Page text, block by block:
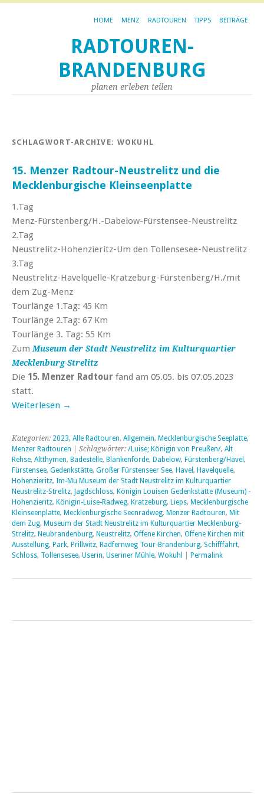
HOME MENZ RADTOUREN TIPPS BEITRÄGE
RADTOUREN-
BRANDENBURG
planen erleben teilen
SCHLAGWORT-ARCHIVE: WOKUHL
15. Menzer Radtour-Neustrelitz und die
Mecklenburgische Kleinseenplatte
1.Tag
Menz-Fürstenberg/H.-Dabelow-Fürstensee-Neustrelitz
2.Tag
Neustrelitz-Hohenzieritz-Um den Tollensesee-Neustrelitz
3.Tag
Neustrelitz-Havelquelle-Kratzeburg-Fürstenberg/H./mit
dem Zug-Menz
Tourlänge 1.Tag: 45 Km
Tourlänge 2.Tag: 67 Km
Tourlänge 3. Tag: 55 Km
ZumMuseum der Stadt Neustrelitz im Kulturquartier
Mecklenburg-Strelitz
Die 15. Menzer Radtour fand am 05.05. bis 07.05.2023
statt.
Weiterlesen →
Kategorien: 2023, Alle Radtouren, Allgemein, Mecklenburgische Seeplatte,
Menzer Radtouren | Schlagwörter: /Luise; Königin von Preußen/, Alt
Rehse, Altthymen, Badestelle, Blankenförde, Dabelow, Fürstenberg/Havel ,
Fürstensee, Gedenkstätte, Großer Fürstenseer See, Havel , Havelquelle,
Hohenzieritz, Im-Mu Museum der Stadt Neustrelitz im Kulturquartier
Neustrelitz-Strelitz, Jagdschloss, Königin Louisen Gedenkstätte (Museum) -
Hohenzieritz, Königin-Luise-Radweg, Kratzeburg, Lieps, Mecklenburgische
Kleinseenplatte, Mecklenburgische Seenradweg, Menzer Radtouren, Mit
dem Zug, Museum der Stadt Neustrelitz im Kulturquartier Mecklenburg-
Strelitz, Neubrandenburg, Neustrelitz, Offene Kirchen, Offene Kirchen mit
Ausstellung, Park, Prillwitz, Radfernweg Tour-Brandenburg, Schifffahrt,
Schloss, Tollensesee, Userin, Useriner Mühle, Wokuhl Permalink